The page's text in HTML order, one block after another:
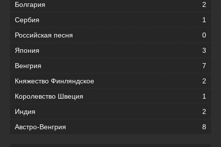
Болгария
2
Сербия
1
Российская песня
0
Япония
3
Венгрия
7
Княжество Финляндское
2
Королевство Швеция
1
Индия
2
Австро-Венгрия
8